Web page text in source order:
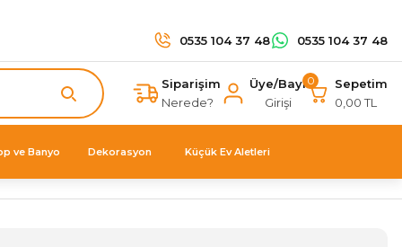
0535 104 37 48 0535 104 37 48
Siparişim
Nerede?
Üye/Bayi
Girişi
0
Sepetim
0,00 TL
ve Banyo Dekorasyon Küçük Ev Aletleri